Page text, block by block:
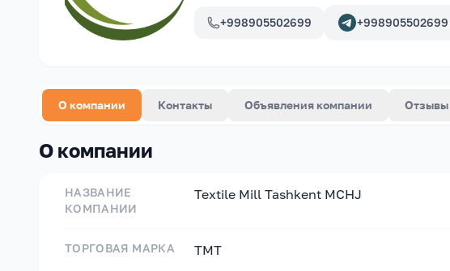
+998905502699 +998905502699
О компании Контакты Объявления компании Отзывы
О компании
НАЗВАНИЕ
КОМПАНИИ
Textile Mill Tashkent MCHJ
ТОРГОВАЯ МАРКА TMT